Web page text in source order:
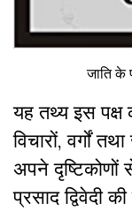
जाति के
यह तथ्य इस पक्ष
विचारों, वर्गों
अपने दृष्टिकोणों
प्रसाद द्विवेदी